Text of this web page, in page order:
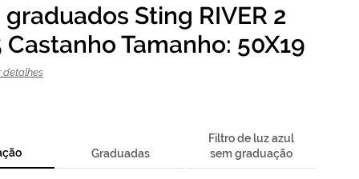
PROCURAR
de ajuda para mudar os teus óculos?
nós GRÁTIS no número800 114 297
uma
Sting RIVER 2
Castanho Tamanho: 50X19
detalhes
Graduadas
Filtro de luz azul
sem graduação